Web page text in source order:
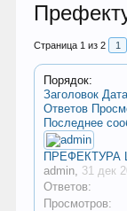
Страница 1 из 2 1
Порядок:
Заголовок
Ответов
Последнее
ПРЕФЕКТУРА
admin, 31 дек
Ответов:
Просмотров: